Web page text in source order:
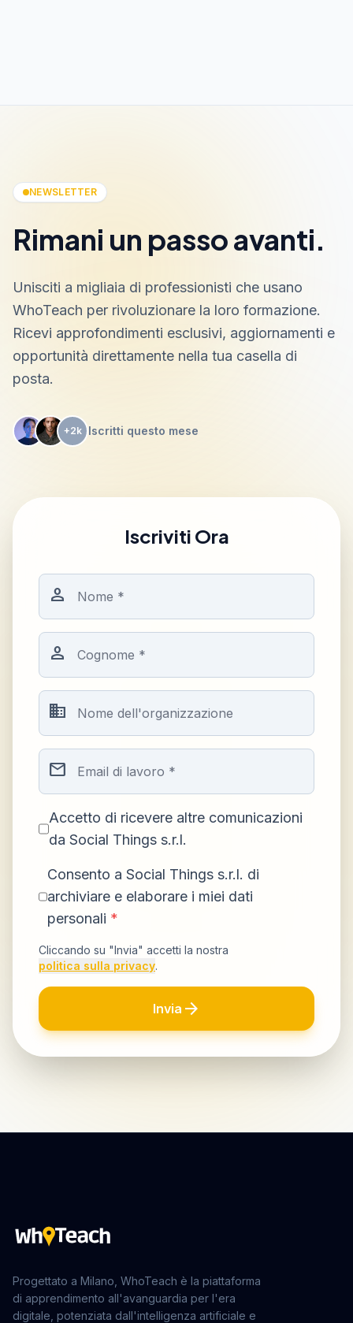
NEWSLETTER
Rimani un passo avanti.
Unisciti a migliaia di professionisti che usano
WhoTeach per rivoluzionare la loro formazione.
Ricevi approfondimenti esclusivi, aggiornamenti e
opportunità direttamente nella tua casella di
posta.
+2k Iscritti questo mese
Iscriviti Ora
person
person
business
email
Accetto di ricevere altre comunicazioni
da Social Things s.r.l.
Consento a Social Things s.r.l. di
archiviare e elaborare i miei dati
personali *
Cliccando su "Invia" accetti la nostra
politica sulla privacy.
Invia arrow_forward
Progettato a Milano, WhoTeach è la piattaforma
di apprendimento all'avanguardia per l'era
digitale, potenziata dall'intelligenza artificiale e